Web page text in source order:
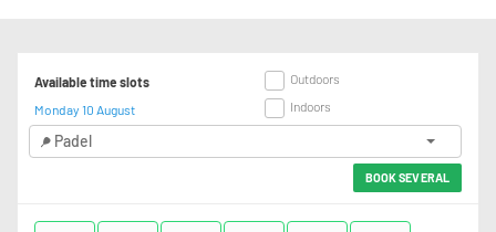
Available time slots
Monday 10 August
Outdoors
Indoors
Padel
BOOK SEVERAL